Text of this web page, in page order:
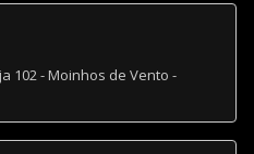
102 - Moinhos de Vento -